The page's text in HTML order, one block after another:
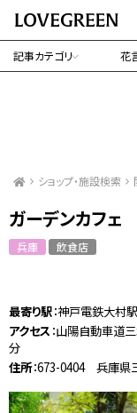
記事カテゴリ 花
ショップ・施設検索
ガーデンカフ
兵庫 飲食店
最寄り駅：神戸電鉄大村駅
アクセス ：山陽自動車道
分
住所：673-0404 兵庫県